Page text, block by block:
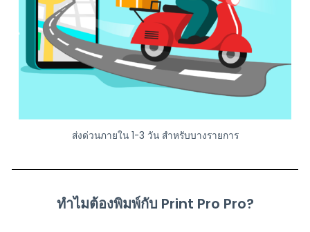
ส่งด่วนภายใน 1-3 วัน สำหรับบางรายการ
ทำไมต้องพิมพ์กับ Print Pro Pro?